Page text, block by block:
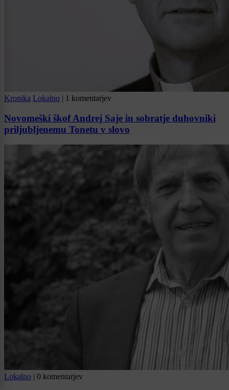
Kronika Lokalno | 1 komentarjev
Novomeški škof Andrej Saje in sobratje duhovniki
priljubljenemu Tonetu v slovo
Lokalno | 0 komentarjev